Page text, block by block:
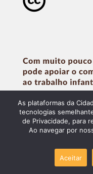
As plataformas da
tecnologias
de Privacidade, para
Ao navegar por
Aceitar